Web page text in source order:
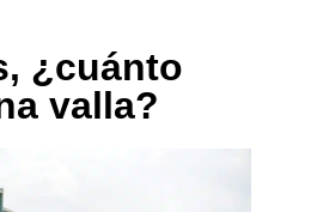
¿cuánto
valla?